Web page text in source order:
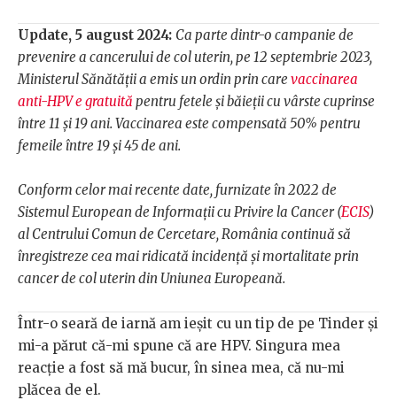
Update, 5 august 2024: Ca parte dintr-o campanie de
prevenire a cancerului de col uterin, pe 12 septembrie 2023,
Ministerul Sănătății a emis un ordin prin care vaccinarea
anti-HPV e gratuită pentru fetele și băieții cu vârste cuprinse
între 11 și 19 ani. Vaccinarea este compensată 50% pentru
femeile între 19 și 45 de ani.
Conform celor mai recente date, furnizate în 2022 de
Sistemul European de Informații cu Privire la Cancer (ECIS)
al Centrului Comun de Cercetare, România continuă să
înregistreze cea mai ridicată incidenţă şi mortalitate prin
cancer de col uterin din Uniunea Europeană.
Într-o seară de iarnă am ieșit cu un tip de pe Tinder și
mi-a părut că-mi spune că are HPV. Singura mea
reacție a fost să mă bucur, în sinea mea, că nu-mi
plăcea de el.